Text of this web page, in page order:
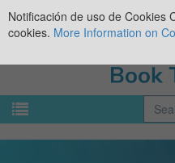
Notificación de uso de Cookies
cookies. More Information on